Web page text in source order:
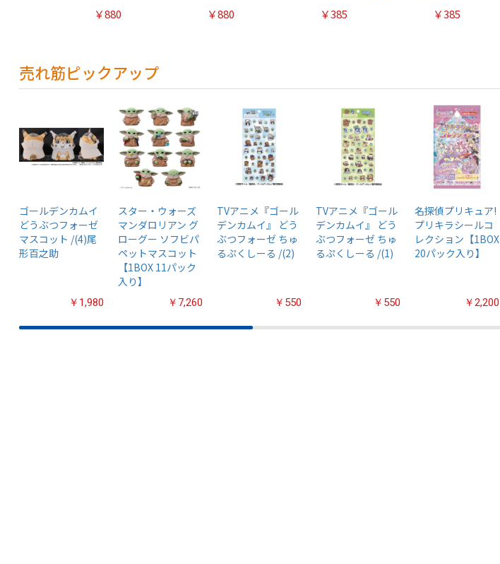
￥880 ￥880 ￥385 ￥385
売れ筋ピックアップ
ゴールデンカムイ
どうぶつフォーゼ
マスコット /(4)尾
形百之助
￥1,980
スター・ウォーズ
マンダロリアン グ
ローグー ソフビパ
ペットマスコット
【1BOX 11パック
入り】
￥7,260
TVアニメ『ゴール
デンカムイ』 どう
ぶつフォーゼ ちゅ
るぷくしーる /(2)
￥550
TVアニメ『ゴール
デンカムイ』 どう
ぶつフォーゼ ちゅ
るぷくしーる /(1)
￥550
名探偵プリキュア!
プリキラシールコ
レクション【1BOX
20パック入り】
￥2,200